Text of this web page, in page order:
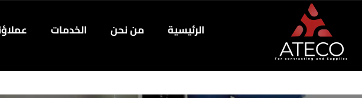
الرئيسية من نحن الخدمات